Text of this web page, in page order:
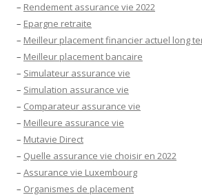
– Rendement assurance vie 2022
– Epargne retraite
– Meilleur placement financier actuel long
– Meilleur placement bancaire
– Simulateur assurance vie
– Simulation assurance vie
– Comparateur assurance vie
– Meilleure assurance vie
– Mutavie Direct
– Quelle assurance vie choisir en 2022
– Assurance vie Luxembourg
– Organismes de placement